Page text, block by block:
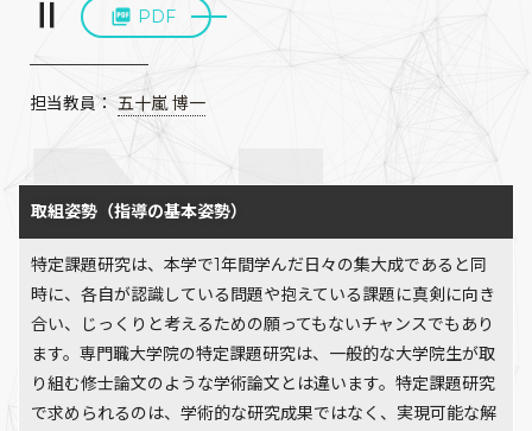
Ⅱ
PDF
担当教員： 五十嵐 博一
取組姿勢（指導の基本姿勢）
特定課題研究は、本学で1年間学んだ日々の集大成であると同
時に、各自が認識している問題や抱えている課題に真剣に向き
合い、じっくりと考えるための願ってもないチャンスでもあり
ます。専門職大学院の特定課題研究は、一般的な大学院生が取
り組む修士論文のような学術論文とは違います。特定課題研究
で求められるのは、学術的な研究成果ではなく、実現可能な解